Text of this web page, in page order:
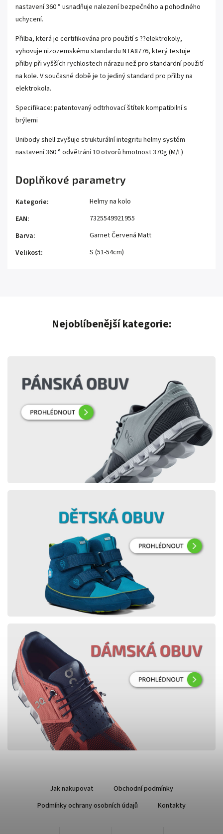
nastavení 360 ° usnadňuje nalezení bezpečného a pohodlného
uchycení.
Přilba, která je certifikována pro použití s ??elektrokoly,
vyhovuje nizozemskému standardu NTA8776, který testuje
přilby při vyšších rychlostech nárazu než pro standardní použití
na kole. V současné době je to jediný standard pro přilby na
elektrokola.
Specifikace: patentovaný odtrhovací štítek kompatibilní s
brýlemi
Unibody shell zvyšuje strukturální integritu helmy systém
nastavení 360 ° odvětrání 10 otvorů hmotnost 370g (M/L)
Doplňkové parametry
Kategorie:
Helmy na kolo
EAN:
7325549921955
Barva:
Garnet Červená Matt
Velikost: S (51-54cm)
Nejoblíbenější kategorie:
Jak nakupovat
Obchodní podmínky
Podmínky ochrany osobních údajů
Kontakty